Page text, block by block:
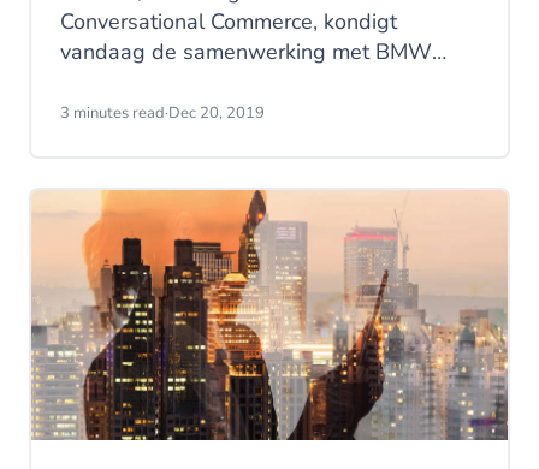
Conversational Commerce, kondigt
vandaag de samenwerking met BMW
infrastructuur voor het versturen van
ConnectedDrive-diensten van de
autofabrikant.
3 minutes read·Dec 20, 2019